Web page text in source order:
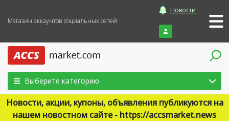
Магазин аккаунтов социальных сетей
Новости
Войти
Выберите категорию
Новости, акции, купоны, объявления публикуются на
нашем новостном сайте - https://accsmarket.news